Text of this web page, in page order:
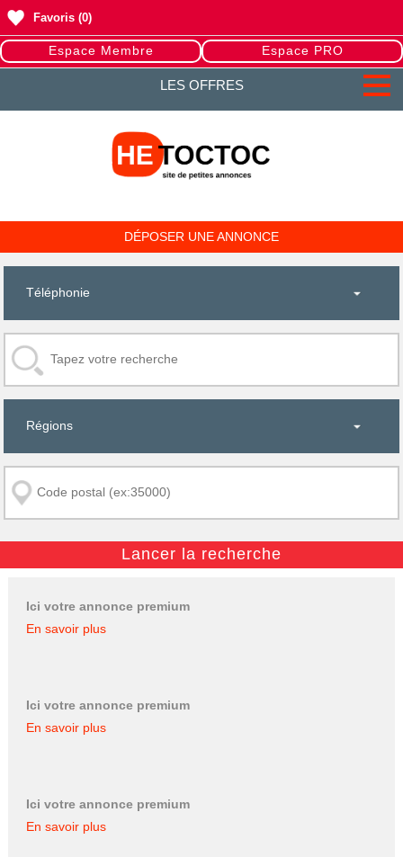
Espace Membre Espace PRO
Favoris (0)
LES OFFRES
DÉPOSER UNE ANNONCE
Ici votre annonce premium
En savoir plus
Ici votre annonce premium
En savoir plus
Ici votre annonce premium
En savoir plus